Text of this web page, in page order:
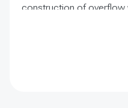
construction of overflow